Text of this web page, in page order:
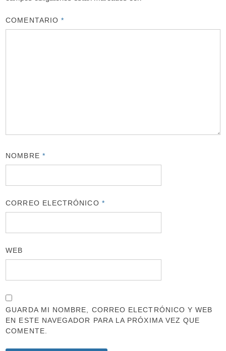
COMENTARIO*
NOMBRE *
CORREO ELECTRÓNICO *
WEB
GUARDA MI NOMBRE, CORREO ELECTRÓNICO Y WEB
EN ESTE NAVEGADOR PARA LA PRÓXIMA VEZ QUE
COMENTE.